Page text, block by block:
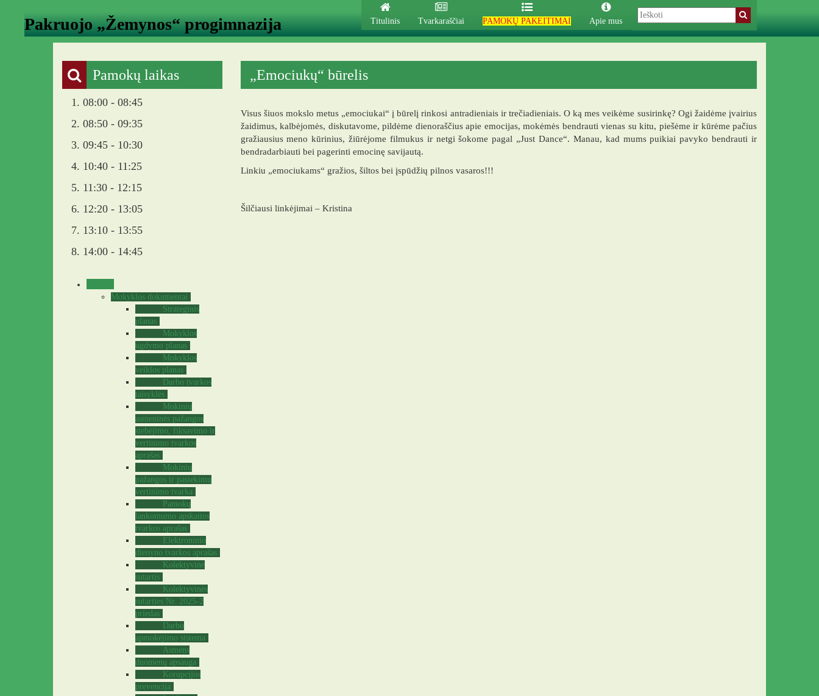
Titulinis Tvarkaraščiai PAMOKŲ PAKEITIMAI Apie mus
Pakruojo „Žemynos“ progimnazija
Pamokų laikas
1. 08:00 - 08:45
2. 08:50 - 09:35
3. 09:45 - 10:30
4. 10:40 - 11:25
5. 11:30 - 12:15
6. 12:20 - 13:05
7. 13:10 - 13:55
8. 14:00 - 14:45
Mokyklos dokumentai
Strateginis
planas
Mokyklos
ugdymo planas
Mokyklos
veiklos planas
Darbo tvarkos
taisyklės
Mokinių
asmeninės pažangos
stebėjimo, fiksavimo ir
vertinimo tvarkos
aprašas
Mokinių
pažangos ir pasiekimų
vertinimo tvarka
Pamokų
lankomumo apskaitos
tvarkos aprašas
Elektroninio
dienyno tvarkos aprašas
Kolektyvinė
sutartis
Kolektyvinės
sutarties Nr. 2025-2
priedas
Darbo
apmokėjimo sistema
Asmens
duomenų apsauga
Korupcijos
prevencija
„Emociukų“ būrelis
Visus šiuos mokslo metus „emociukai“ į būrelį rinkosi antradieniais ir trečiadieniais. O ką mes veikėme susirinkę? Ogi žaidėme įvairius
žaidimus, kalbėjomės, diskutavome, pildėme dienoraščius apie emocijas, mokėmės bendrauti vienas su kitu, piešėme ir kūrėme pačius
gražiausius meno kūrinius, žiūrėjome filmukus ir netgi šokome pagal „Just Dance“. Manau, kad mums puikiai pavyko bendrauti ir
bendradarbiauti bei pagerinti emocinę savijautą.
Linkiu „emociukams“ gražios, šiltos bei įspūdžių pilnos vasaros!!!
Šilčiausi linkėjimai – Kristina